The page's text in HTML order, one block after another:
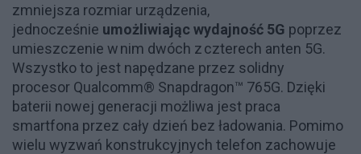
zmniejsza rozmiar urządzenia,
jednocześnie umożliwiając wydajność 5G poprzez
umieszczenie w nim dwóch z czterech anten 5G.
Wszystko to jest napędzane przez solidny
procesor Qualcomm® Snapdragon™ 765G. Dzięki
baterii nowej generacji możliwa jest praca
smartfona przez cały dzień bez ładowania. Pomimo
wielu wyzwań konstrukcyjnych telefon zachowuje